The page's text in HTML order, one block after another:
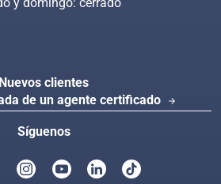
y domingo: cerrado
Nuevos clientes
de un agente certificado
arrow_forward
Síguenos